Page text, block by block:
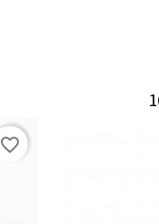
favorite_border